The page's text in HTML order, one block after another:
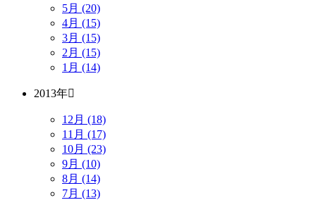
5月 (20)
4月 (15)
3月 (15)
2月 (15)
1月 (14)
2013年
12月 (18)
11月 (17)
10月 (23)
9月 (10)
8月 (14)
7月 (13)